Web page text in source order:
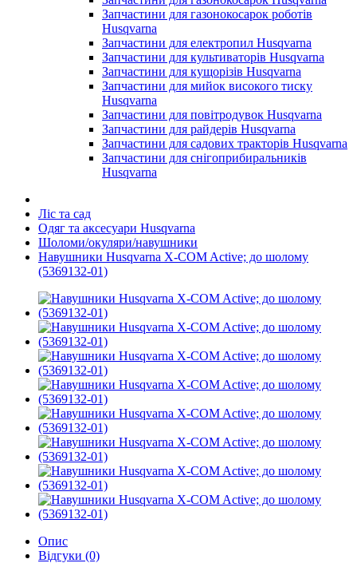
Запчастини для газонокосарок роботів
Husqvarna
Запчастини для електропил Husqvarna
Запчастини для культиваторів Husqvarna
Запчастини для кущорізів Husqvarna
Запчастини для мийок високого тиску
Husqvarna
Запчастини для повітродувок Husqvarna
Запчастини для райдерів Husqvarna
Запчастини для садових тракторів Husqvarna
Запчастини для снігоприбиральників
Husqvarna
Ліс та сад
Одяг та аксесуари Husqvarna
Шоломи/окуляри/навушники
Навушники Husqvarna X-COM Active; до шолому
(5369132-01)
Опис
Відгуки (0)